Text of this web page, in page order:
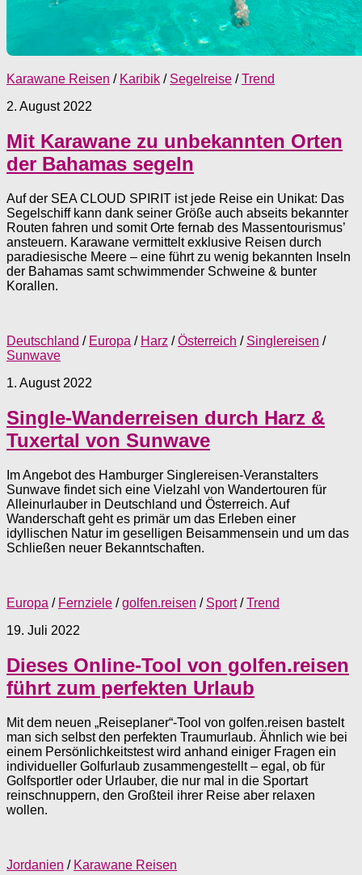
Karawane Reisen / Karibik / Segelreise /Trend
2. August 2022
Mit Karawane zu unbekannten Orten
der Bahamas segeln
Auf der SEA CLOUD SPIRIT ist jede Reise ein Unikat: Das
Segelschiff kann dank seiner ­Größe auch abseits bekannter
Routen fahren und somit Orte fernab des Massentourismus’
ansteuern. Karawane vermittelt exklusive Reisen durch
paradiesische Meere – eine führt zu wenig bekannten Inseln
der Bahamas samt schwimmender Schweine & bunter
Korallen.
Deutschland / Europa / Harz /Österreich / Singlereisen /
Sunwave
1. August 2022
Single-Wanderreisen durch Harz &
Tuxertal von Sunwave
Im Angebot des Hamburger Singlereisen-Veranstalters
Sunwave findet sich eine Vielzahl von Wandertouren für
Alleinurlauber in Deutschland und Österreich. Auf
Wanderschaft geht es primär um das Erleben einer
idyllischen Natur im geselligen Beisammensein und um das
Schließen neuer Bekanntschaften.
Europa / Fernziele /golfen.reisen / Sport/Trend
19. Juli 2022
Dieses Online-Tool von golfen.reisen
führt zum perfekten Urlaub
Mit dem neuen „Reiseplaner“-Tool von golfen.reisen bastelt
man sich selbst den perfekten Traumurlaub. Ähnlich wie bei
einem Persönlichkeitstest wird anhand einiger Fragen ein
individueller Golfurlaub zusammengestellt – egal, ob für
Golfsportler oder Urlauber, die nur mal in die Sportart
reinschnuppern, den Großteil ihrer Reise aber relaxen
wollen.
Jordanien / Karawane Reisen